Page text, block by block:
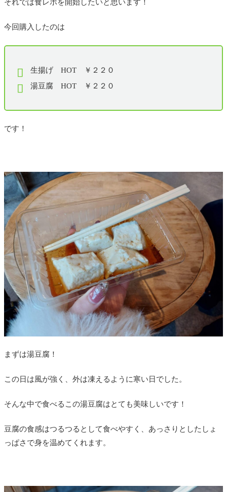
それでは食レポを開始したいと思います！
今回購入したのは
生揚げ HOT ￥２２０
湯豆腐 HOT ￥２２０
です！
まずは湯豆腐！
この日は風が強く、外は凍えるように寒い日でした。
そんな中で食べるこの湯豆腐はとても美味しいです！
豆腐の食感はつるつるとして食べやすく、あっさりとしたしょ
っぱさで身を温めてくれます。